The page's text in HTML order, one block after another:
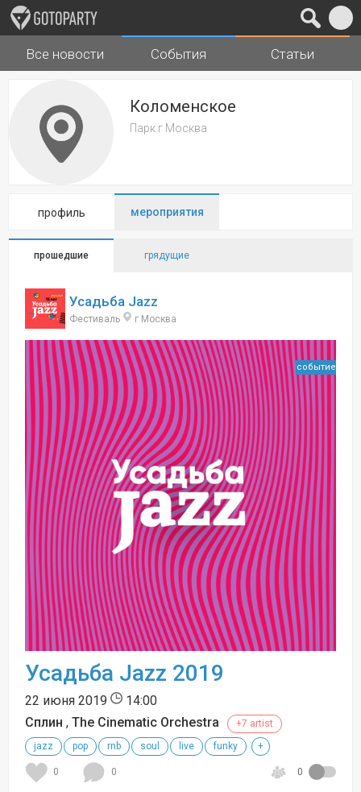
Города Музыка
Все новости События Статьи
Коломенское
Парк г Москва
профиль мероприятия
прошедшие грядущие
Усадьба Jazz
Фестиваль г Москва
событие
Усадьба Jazz 2019
22 июня 2019
14:00
Сплин , The Cinematic Orchestra
+7 artist
jazz
pop rnb soul live funky +
0 0 0